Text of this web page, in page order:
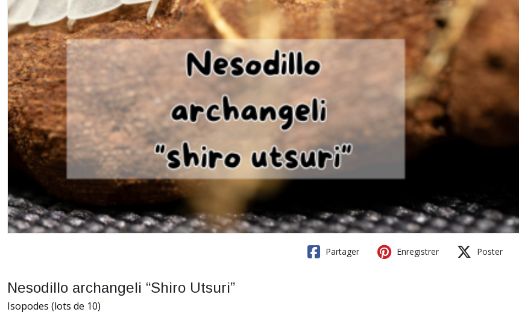
Partager Enregistrer Poster
Nesodillo archangeli “Shiro Utsuri”
Isopodes (lots de 10)